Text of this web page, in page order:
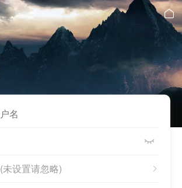



设置请忽略)